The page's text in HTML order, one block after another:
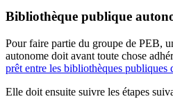
Bibliothèque publique
Pour faire partie du groupe de PEB,
autonome doit avant toute chose
prêt entre les bibliothèques publiques
Elle doit ensuite suivre les étapes